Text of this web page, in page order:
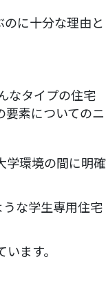
に十分な理由と
なタイプの住宅
素についてのニ
学環境の間に明確
な学生専用住宅
ます。